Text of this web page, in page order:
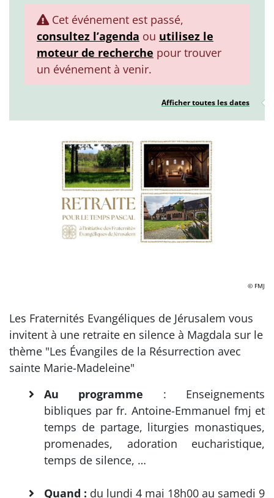
Cet événement est passé,
consultez l’agenda ou utilisez le
moteur de recherche pour trouver
un événement à venir.
Afficher toutes les dates
© FMJ
Les Fraternités Evangéliques de Jérusalem vous
invitent à une retraite en silence à Magdala sur le
thème "Les Évangiles de la Résurrection avec
sainte Marie-Madeleine"
Au programme : Enseignements
bibliques par fr. Antoine-Emmanuel fmj et
temps de partage, liturgies monastiques,
promenades, adoration eucharistique,
temps de silence, …
Quand : du lundi 4 mai 18h00 au samedi 9